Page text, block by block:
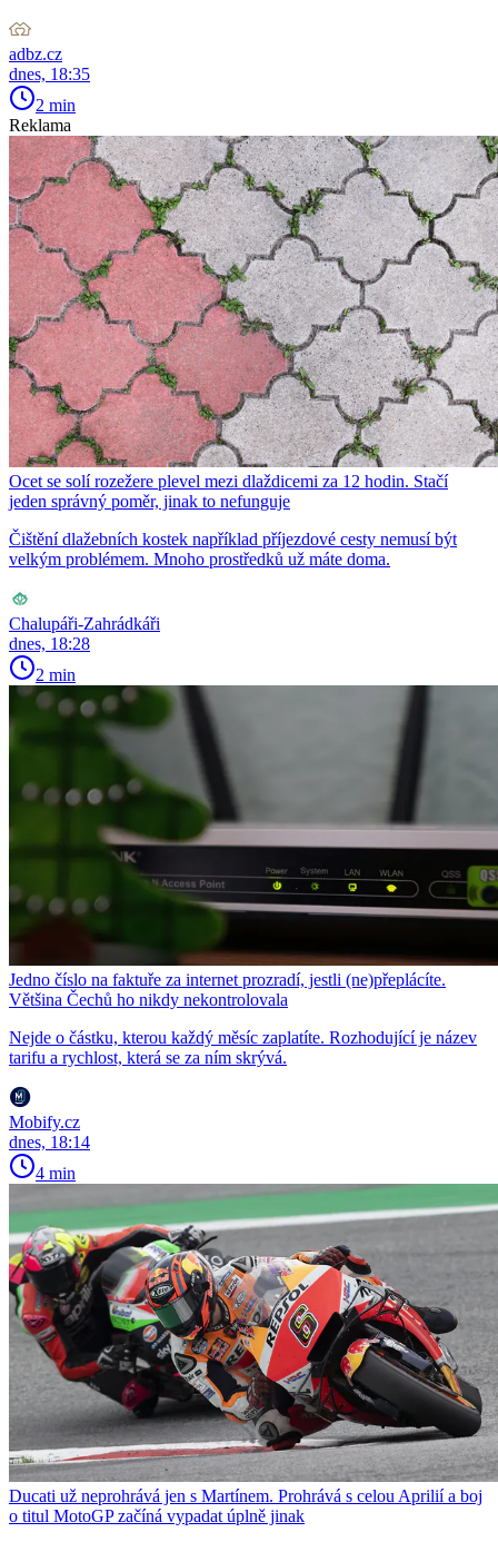
adbz.cz
dnes, 18:35
2 min
Reklama
Ocet se solí rozežere plevel mezi dlaždicemi za 12 hodin. Stačí
jeden správný poměr, jinak to nefunguje
Čištění dlažebních kostek například příjezdové cesty nemusí být
velkým problémem. Mnoho prostředků už máte doma.
Chalupáři-Zahrádkáři
dnes, 18:28
2 min
Jedno číslo na faktuře za internet prozradí, jestli (ne)přeplácíte.
Většina Čechů ho nikdy nekontrolovala
Nejde o částku, kterou každý měsíc zaplatíte. Rozhodující je název
tarifu a rychlost, která se za ním skrývá.
Mobify.cz
dnes, 18:14
4 min
Ducati už neprohrává jen s Martínem. Prohrává s celou Aprilií a boj
o titul MotoGP začíná vypadat úplně jinak